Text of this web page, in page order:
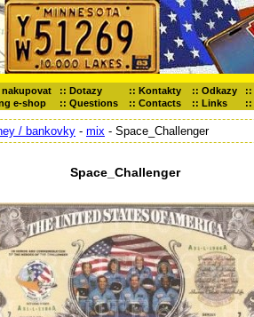
nakupovat :: Dotazy :: Kontakty :: Odkazy ::
e-shop :: Questions :: Contacts :: Links ::
/ bankovky - mix - Space_Challenger
Space_Challenger